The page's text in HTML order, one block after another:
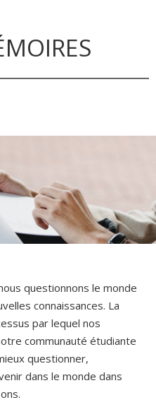
questionnons le monde
connaissances. La
par lequel nos
communauté étudiante
questionner,
dans le monde dans